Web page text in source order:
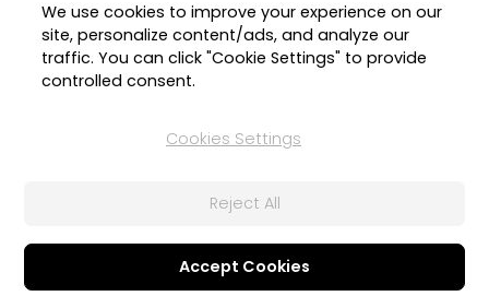
NUEVAS Fuentes
Crea inspiradores diseños con bella tipografía con estas
nuevas fuentes.
We use cookies to improve your experience on our
site, personalize content/ads, and analyze our
traffic. You can click "Cookie Settings" to provide
controlled consent.
Cookies Settings
Reject All
Accept Cookies